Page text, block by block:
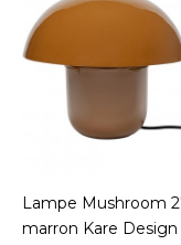
Lampe Mushroom
marron Kare Design